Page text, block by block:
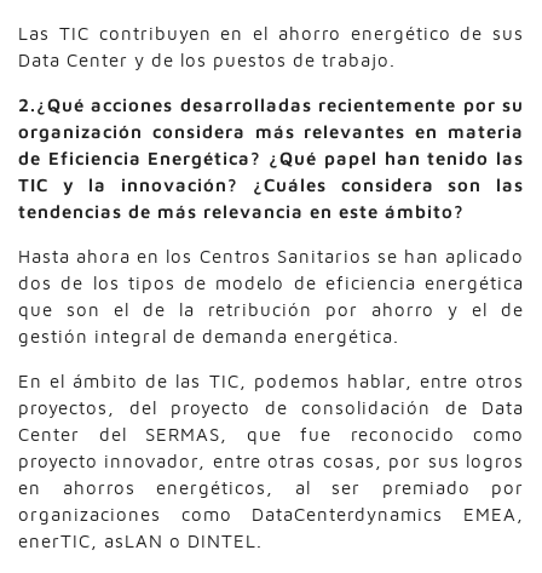
Las TIC contribuyen en el ahorro energético de sus
Data Center y de los puestos de trabajo.
2.¿Qué acciones desarrolladas recientemente por su
organización considera más relevantes en materia
de Eficiencia Energética? ¿Qué papel han tenido las
TIC y la innovación? ¿Cuáles considera son las
tendencias de más relevancia en este ámbito?
Hasta ahora en los Centros Sanitarios se han aplicado
dos de los tipos de modelo de eficiencia energética
que son el de la retribución por ahorro y el de
gestión integral de demanda energética.
En el ámbito de las TIC, podemos hablar, entre otros
proyectos, del proyecto de consolidación de Data
Center del SERMAS, que fue reconocido como
proyecto innovador, entre otras cosas, por sus logros
en ahorros energéticos, al ser premiado por
organizaciones como DataCenterdynamics EMEA,
enerTIC, asLAN o DINTEL.